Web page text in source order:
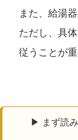
また、給湯
ただし、具
従うことが重
▶ まず読み